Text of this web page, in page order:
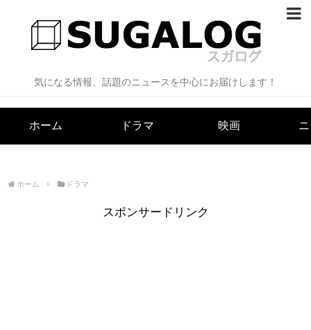
気になる情報、話題のニュースを中心にお届けします！
ホーム ドラマ 映画
ホーム ドラマ
スポンサードリンク
ホーム
ドラマ
映画